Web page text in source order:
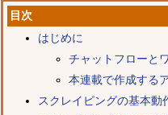
目次
はじめに
チャットフローと
本連載で作成する
スクレイピングの基本動